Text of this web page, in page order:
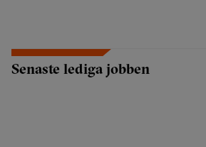
Senaste lediga jobben